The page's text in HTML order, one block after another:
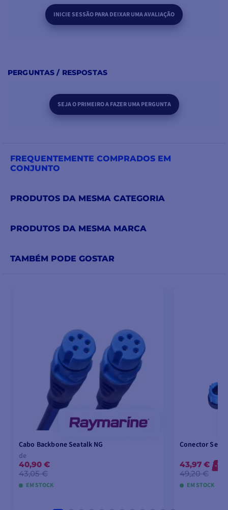
INICIE SESSÃO PARA DEIXAR UMA AVALIAÇÃO
PERGUNTAS / RESPOSTAS
SEJA O PRIMEIRO A FAZER UMA PERGUNTA
FREQUENTEMENTE COMPRADOS EM
CONJUNTO
PRODUTOS DA MESMA CATEGORIA
PRODUTOS DA MESMA MARCA
TAMBÉM PODE GOSTAR
Cabo Backbone Seatalk NG
de
40,90 €
43,05 €
EM STOCK
Conector
43,97 €
49,20 €
-
EM STOCK